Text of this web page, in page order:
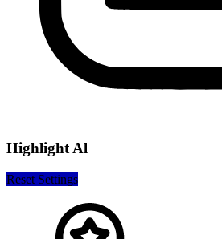
Highlight Al
Reset Settings